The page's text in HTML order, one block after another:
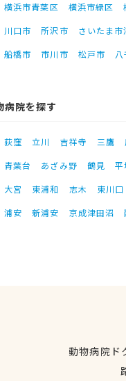
横浜市青葉区 横浜市緑区
川口市 所沢市 さいたま市
船橋市 市川市 松戸市
病院を探す
荻窪 立川 吉祥寺 三鷹
青葉台 あざみ野 鶴見 平
大宮 東浦和 志木 東川口
浦安 新浦安 京成津田沼
動物病院ド